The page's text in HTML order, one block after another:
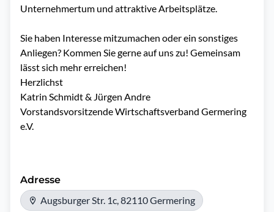
Unternehmertum und attraktive Arbeitsplätze.
Sie haben Interesse mitzumachen oder ein sonstiges
Anliegen? Kommen Sie gerne auf uns zu! Gemeinsam
lässt sich mehr erreichen!
Herzlichst
Katrin Schmidt & Jürgen Andre
Vorstandsvorsitzende Wirtschaftsverband Germering
e.V.
Adresse
Augsburger Str. 1c, 82110 Germering